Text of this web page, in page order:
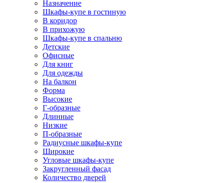
Назначение
Шкафы-купе в гостиную
В коридор
В прихожую
Шкафы-купе в спальню
Детские
Офисные
Для книг
Для одежды
На балкон
Форма
Высокие
Г-образные
Длинные
Низкие
П-образные
Радиусные шкафы-купе
Широкие
Угловые шкафы-купе
Закругленный фасад
Количество дверей